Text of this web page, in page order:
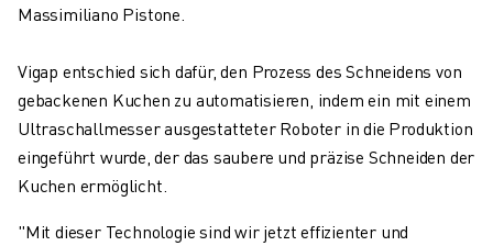
Massimiliano Pistone.
Vigap entschied sich dafür, den Prozess des Schneidens von
gebackenen Kuchen zu automatisieren, indem ein mit einem
Ultraschallmesser ausgestatteter Roboter in die Produktion
eingeführt wurde, der das saubere und präzise Schneiden der
Kuchen ermöglicht.
"Mit dieser Technologie sind wir jetzt effizienter und